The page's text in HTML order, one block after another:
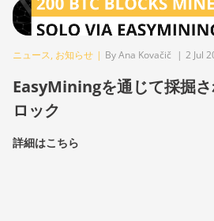
ニュース, お知らせ | By Ana Kovačič | 2 Jul
EasyMiningを通じて採掘
ロック
詳細はこちら